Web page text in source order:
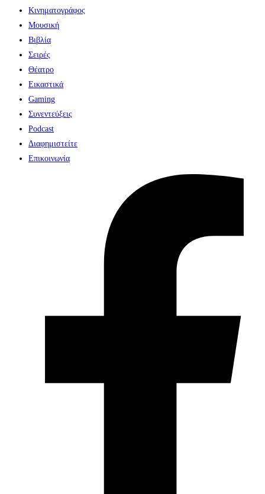
Κινηματογράφος
Μουσική
Βιβλία
Σειρές
Θέατρο
Εικαστικά
Gaming
Συνεντεύξεις
Podcast
Διαφημιστείτε
Επικοινωνία